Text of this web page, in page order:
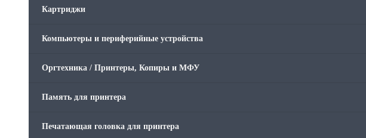
Картриджи
Компьютеры и периферийные устройства
Оргтехника / Принтеры, Копиры и МФУ
Память для принтера
Печатающая головка для принтера